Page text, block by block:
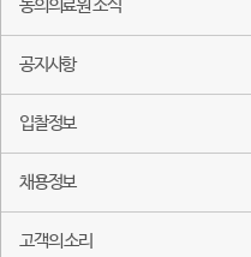
동의의료원 소식
공지사항
입찰정보
채용정보
고객의 소리